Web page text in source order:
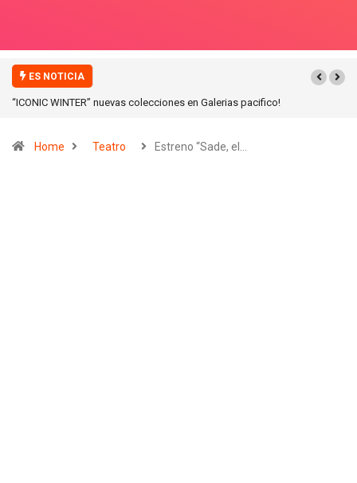
ES NOTICIA
“ICONIC WINTER” nuevas colecciones en Galerias pacifico!
Home Teatro Estreno “Sade, el…